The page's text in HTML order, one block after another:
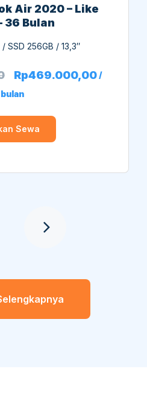
Air 2020 – Like
18 Bulan
SSD 256GB / 13,3″
Rp719.000,00 /
bulan
Sewa